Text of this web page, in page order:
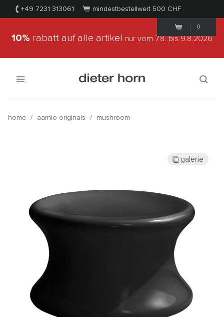
+49 7231 313061 mindestbestellwert 500 CHF
0
10% rabatt auf alle artikel nur vom 7.8.bis 9.8.2026
home / aarnio originals / mushroom
galerie